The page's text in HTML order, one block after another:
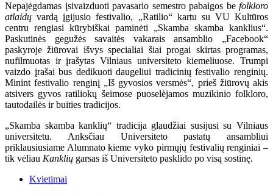
Nepajėgdamas įsivaizduoti pavasario semestro pabaigos be folkloro
atlaidų vardą įgijusio festivalio, „Ratilio“ kartu su VU Kultūros
centru rengiasi kūrybiškai paminėti „Skamba skamba kanklius“.
Paskutinės gegužės savaitės vakarais ansamblio „Facebook“
paskyroje žiūrovai išvys specialiai šiai progai skirtas programas,
nufilmuotas ir įrašytas Vilniaus universiteto kiemeliuose. Trumpi
vaizdo įrašai bus dedikuoti daugeliui tradicinių festivalio renginių.
Minint festivalio renginį „Iš gyvosios versmės“, prieš žiūrovų akis
atsivers gyvos ratiliokų šeimose puoselėjamos muzikinio folkloro,
tautodailės ir buities tradicijos.
„Skamba skamba kanklių“ tradicija glaudžiai susijusi su Vilniaus
universitetu. Anksčiau Universiteto pastatų ansambliui
priklausiusiame Alumnato kieme vyko pirmųjų festivalių renginiai –
tik vėliau Kanklių garsas iš Universiteto pasklido po visą sostinę.
Kvietimai